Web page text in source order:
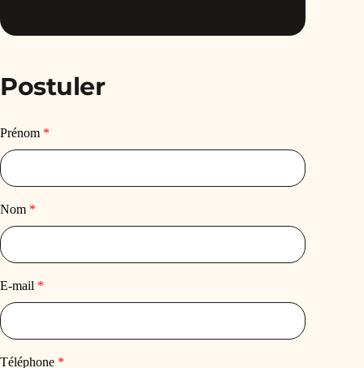
Postuler